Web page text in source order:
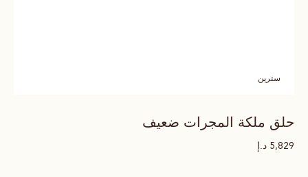
سترين
حلق ملكة المجرات ضعيف
5,829 د.إ